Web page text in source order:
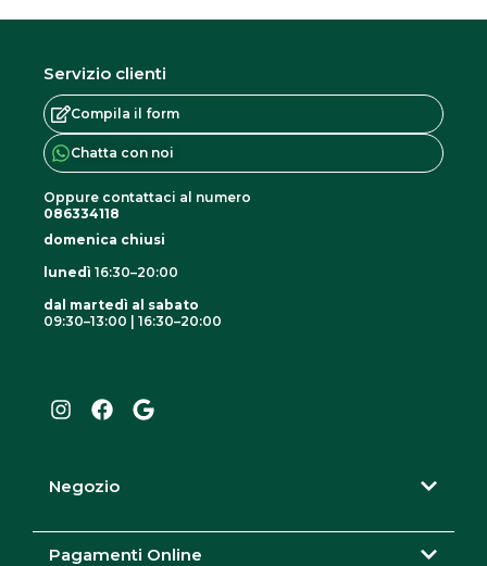
Servizio clienti
Compila il form
Chatta con noi
Oppure contattaci al numero
086334118
domenica chiusi
lunedì 16:30–20:00
dal martedì al sabato
09:30–13:00 | 16:30–20:00
t
r
a
e
o
k
g
Negozio
Pagamenti Online